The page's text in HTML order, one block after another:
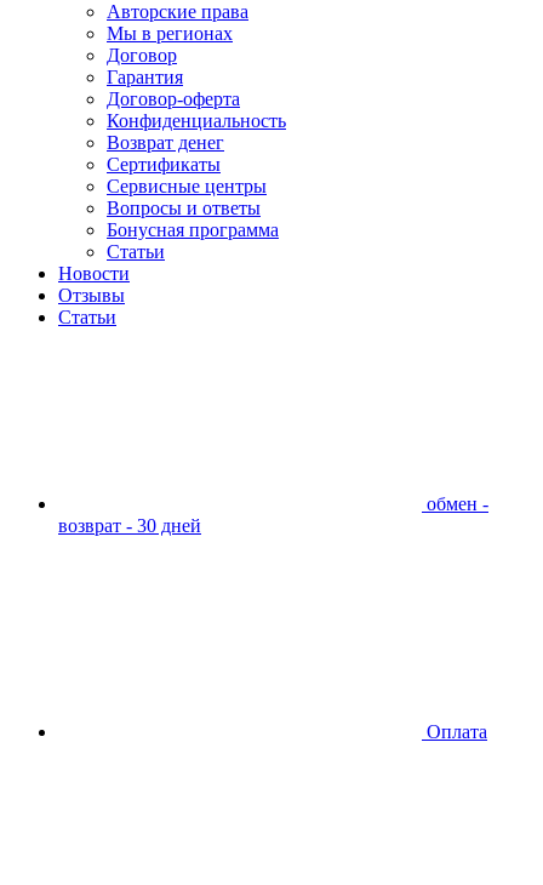
Авторские права
Мы в регионах
Договор
Гарантия
Договор-оферта
Конфиденциальность
Возврат денег
Сертификаты
Сервисные центры
Вопросы и ответы
Бонусная программа
Статьи
Новости
Отзывы
Статьи
обмен -
возврат - 30 дней
Оплата